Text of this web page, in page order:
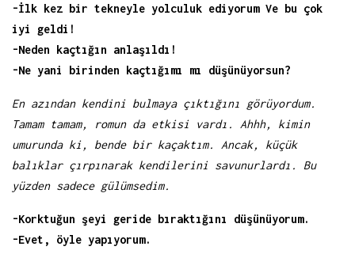
-İlk kez bir tekneyle yolculuk ediyorum Ve bu çok
iyi geldi!
-Neden kaçtığın anlaşıldı!
-Ne yani birinden kaçtığımı mı düşünüyorsun?
En azından kendini bulmaya çıktığını görüyordum.
Tamam tamam, romun da etkisi vardı. Ahhh, kimin
umurunda ki, bende bir kaçaktım. Ancak, küçük
balıklar çırpınarak kendilerini savunurlardı. Bu
yüzden sadece gülümsedim.
-Korktuğun şeyi geride bıraktığını düşünüyorum.
-Evet, öyle yapıyorum.